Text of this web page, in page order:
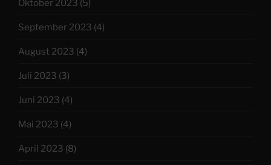
Oktober 2023 (5)
September 2023 (4)
August 2023 (4)
Juli 2023 (3)
Juni 2023 (4)
Mai 2023 (4)
April 2023 (8)